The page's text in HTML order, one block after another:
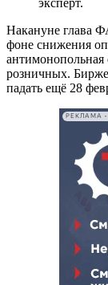
эксперт.
Накануне глава
фоне снижения
розничных.
падать ещё 28